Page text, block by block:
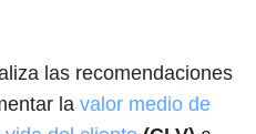
las recomendaciones
la valor medio de